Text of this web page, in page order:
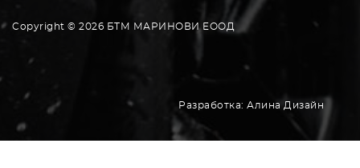
Copyright © 2026 БТМ МАРИНОВИ EООД
Разработка: Алина Дизайн